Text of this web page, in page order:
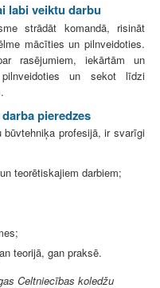
labi veiktu darbu
strādāt komandā, risināt
mācīties un pilnveidoties.
rasējumiem, iekārtām un
pilnveidoties un sekot līdzi
pieredzes
profesijā, ir svarīgi
teorētiskajiem darbiem;
teorijā, gan praksē.
Celtniecības koledžu